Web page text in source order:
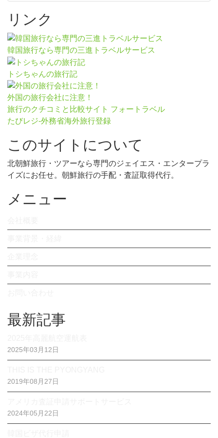
リンク
韓国旅行なら専門の三進トラベルサービス
トシちゃんの旅行記
外国の旅行会社に注意！
旅行のクチコミと比較サイト フォートラベル
たびレジ-外務省海外旅行登録
このサイトについて
北朝鮮旅行・ツアーなら専門のジェイエス・エンタープラ
イズにお任せ。朝鮮旅行の手配・査証取得代行。
メニュー
最新記事
2025年03月12日
2019年08月27日
2024年05月22日